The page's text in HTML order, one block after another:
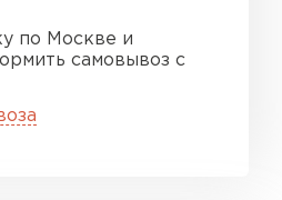
по Москве и
самовывоз с